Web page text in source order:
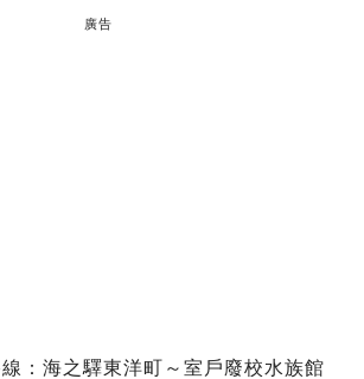
廣告
：海之驛東洋町～室戶廢校水族館